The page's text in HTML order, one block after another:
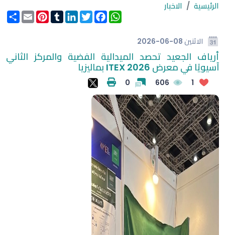
الرئيسية الاخبار
انشرEmail
PinterestTumblrLinkedInTwitter
Facebook
WhatsApp
الاثنين 2026-06-08
أرياف الجعيد تحصد الميدالية الفضية والمركز الثاني
آسيويًا في معرض ITEX 2026 بماليزيا
1
606
0